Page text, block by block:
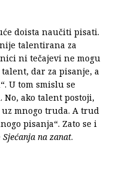
doista naučiti pisati.
talentirana za
ni tečajevi ne mogu
dar za pisanje, a
U tom smislu se
ako talent postoji,
mnogo truda. A trud
pisanja“. Zato se i
Sjećanja na zanat.